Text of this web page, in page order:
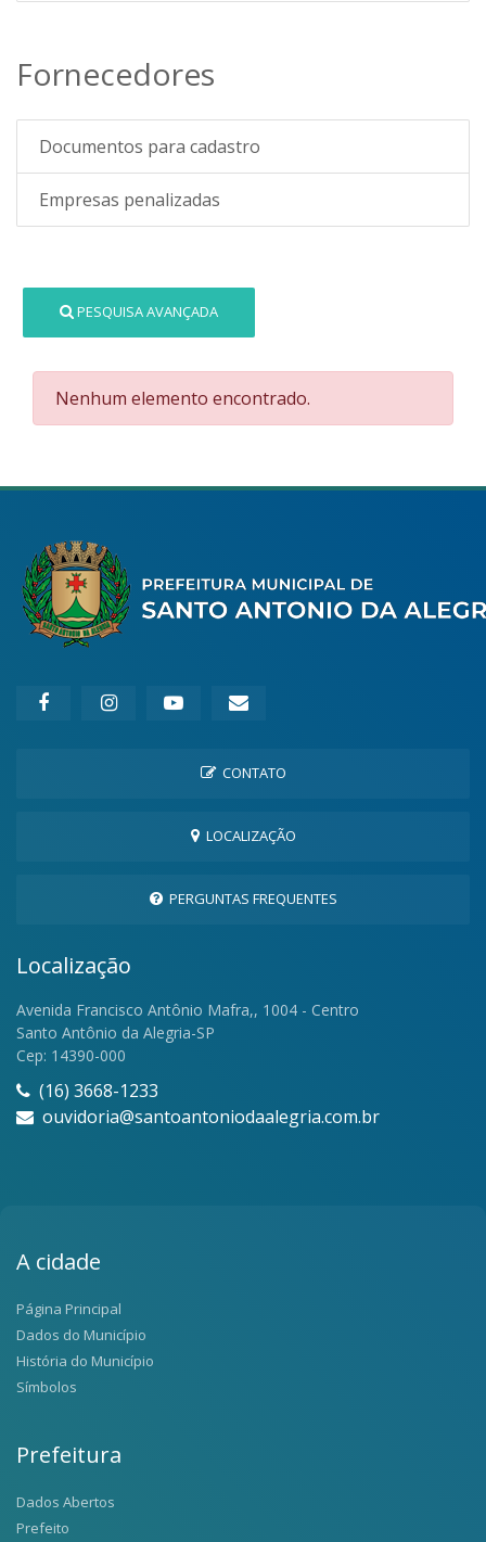
Fornecedores
Documentos para cadastro
Empresas penalizadas
PESQUISA AVANÇADA
Nenhum elemento encontrado.
CONTATO
LOCALIZAÇÃO
PERGUNTAS FREQUENTES
Localização
Avenida Francisco Antônio Mafra,, 1004 - Centro
Santo Antônio da Alegria-SP
Cep: 14390-000
(16) 3668-1233
ouvidoria@santoantoniodaalegria.com.br
A cidade
Página Principal
Dados do Município
História do Município
Símbolos
Prefeitura
Dados Abertos
Prefeito